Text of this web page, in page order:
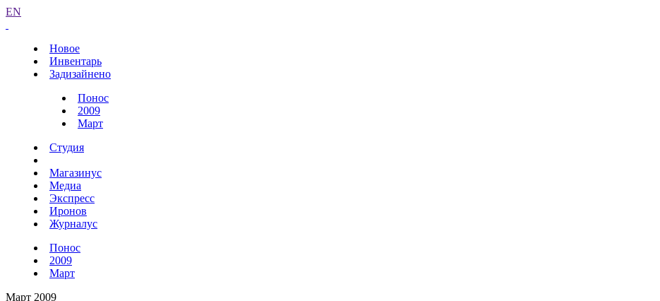
EN
Новое
Инвентарь
Задизайнено
Понос
2009
Март
Студия
Магазинус
Медиа
Экспресс
Иронов
Журналус
Понос
2009
Март
Март 2009